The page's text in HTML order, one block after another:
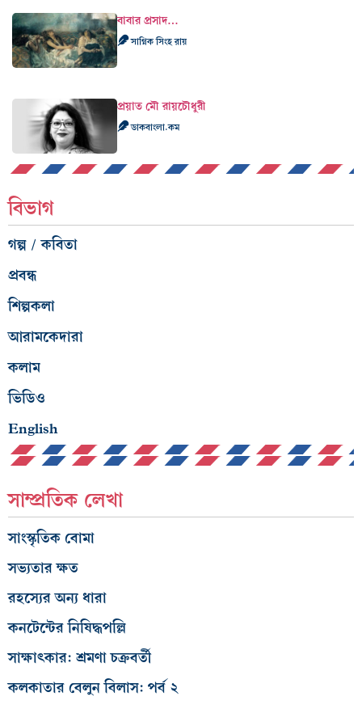
বাবার প্রসাদ…
সাগ্নিক সিংহ রায়
প্রয়াত মৌ রায়চৌধুরী
ডাকবাংলা.কম
বিভাগ
গল্প / কবিতা
প্রবন্ধ
শিল্পকলা
আরামকেদারা
কলাম
ভিডিও
English
সাম্প্রতিক লেখা
সাংস্কৃতিক বোমা
সভ্যতার ক্ষত
রহস্যের অন্য ধারা
কনটেন্টের নিষিদ্ধপল্লি
সাক্ষাৎকার: শ্রমণা চক্রবর্তী
কলকাতার বেলুন বিলাস: পর্ব ২